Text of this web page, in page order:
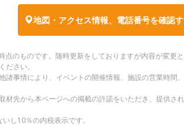
地図・アクセス情報、電話番号を確認
のものです。随時更新をしておりますが内容が変更
ださい。
諸事情により、イベントの開催情報、施設の営業時間
材先から本ページへの掲載の許諾をいただき、提供さ
し10％の内税表示です。